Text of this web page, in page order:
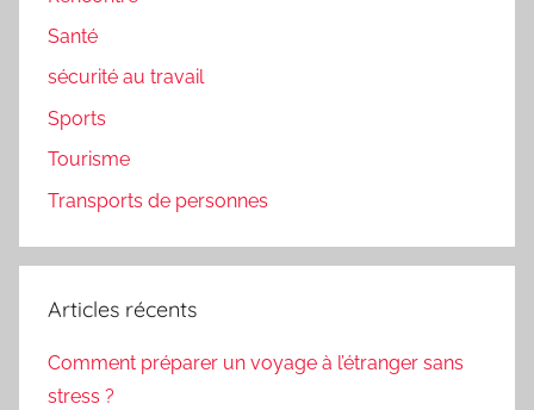
Santé
sécurité au travail
Sports
Tourisme
Transports de personnes
Articles récents
Comment préparer un voyage à l’étranger sans
stress ?